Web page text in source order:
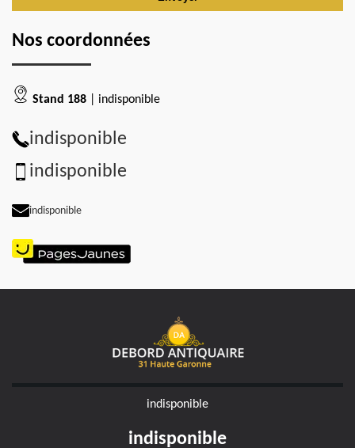
Nos coordonnées
Stand 188 | indisponible
indisponible
indisponible
indisponible
indisponible
indisponible